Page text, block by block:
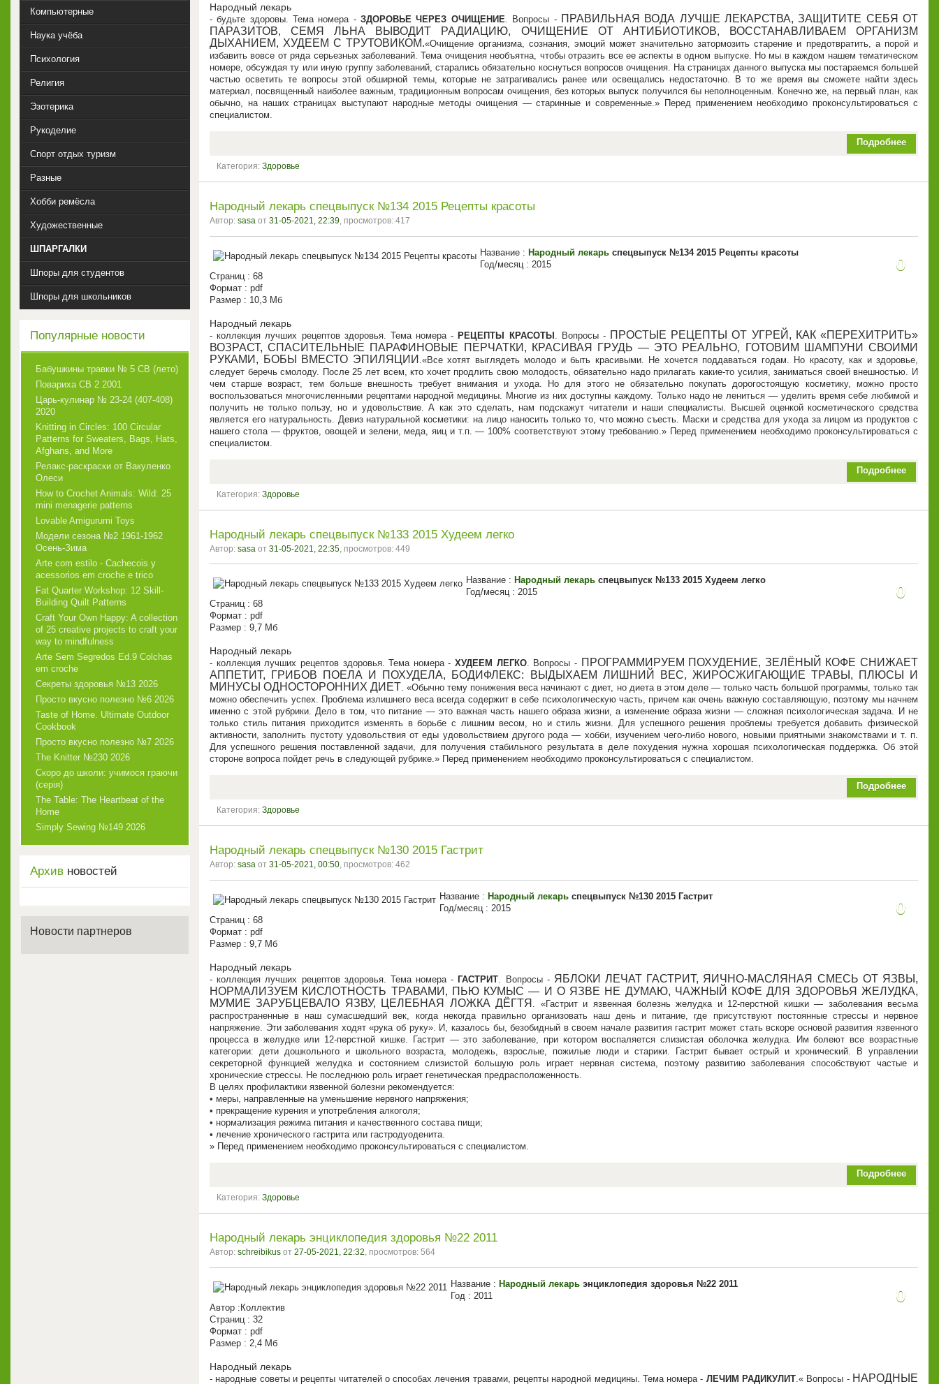
Народный лекарь
- будьте здоровы. Тема номера -ЗДОРОВЬЕ ЧЕРЕЗ ОЧИЩЕНИЕ . Вопросы - ПРАВИЛЬНАЯ ВОДА ЛУЧШЕ ЛЕКАРСТВА, ЗАЩИТИТЕ СЕБЯ ОТ
ПАРАЗИТОВ, СЕМЯ ЛЬНА ВЫВОДИТ РАДИАЦИЮ, ОЧИЩЕНИЕ ОТ АНТИБИОТИКОВ, ВОССТАНАВЛИВАЕМ ОРГАНИЗМ
ДЫХАНИЕМ, ХУДЕЕМ С ТРУТОВИКОМ. Очищение организма, сознания, эмоций может значительно затормозить старение и предотвратить, а порой и
избавить вовсе от ряда серьезных заболеваний. Тема очищения необъятна, чтобы отразить все ее аспекты в одном выпуске. Но мы в каждом нашем тематическом
номере, обсуждая ту или иную группу заболеваний, старались обязательно коснуться вопросов очищения. На страницах данного выпуска мы постараемся большей
частью осветить те вопросы этой обширной темы, которые не затрагивались ранее или освещались недостаточно. В то же время вы сможете найти здесь
материал, посвященный наиболее важным, традиционным вопросам очищения, без которых выпуск получился бы неполноценным. Конечно же, на первый план, как
обычно, на наших страницах выступают народные методы очищения — старинные и современные.
Перед применением необходимо проконсультироваться с
специалистом.
Подробнее
Категория: Здоровье
Народный лекарь спецвыпуск №134 2015 Рецепты красоты
Автор: sasa от 31-05-2021, 22:39 , просмотров: 417
0
Название : Народный лекарь спецвыпуск №134 2015 Рецепты красоты
Год/месяц : 2015
Страниц : 68
Формат : pdf
Размер : 10,3 Мб
Народный лекарь
- коллекция лучших рецептов здоровья. Тема номера -РЕЦЕПТЫ КРАСОТЫ . Вопросы - ПРОСТЫЕ РЕЦЕПТЫ ОТ УГРЕЙ, КАК «ПЕРЕХИТРИТЬ»
ВОЗРАСТ, СПАСИТЕЛЬНЫЕ ПАРАФИНОВЫЕ ПЕРЧАТКИ, КРАСИВАЯ ГРУДЬ — ЭТО РЕАЛЬНО, ГОТОВИМ ШАМПУНИ СВОИМИ
РУКАМИ, БОБЫ ВМЕСТО ЭПИЛЯЦИИ
Все хотят выглядеть молодо и быть красивыми. Не хочется поддаваться годам. Но красоту, как и здоровье,
следует беречь смолоду. После 25 лет всем, кто хочет продлить свою молодость, обязательно надо прилагать какие-то усилия, заниматься своей внешностью. И
чем старше возраст, тем больше внешность требует внимания и ухода. Но для этого не обязательно покупать дорогостоящую косметику, можно просто
воспользоваться многочисленными рецептами народной медицины. Многие из них доступны каждому. Только надо не лениться — уделить время себе любимой и
получить не только пользу, но и удовольствие. А как это сделать, нам подскажут читатели и наши специалисты. Высшей оценкой косметического средства
является его натуральность. Девиз натуральной косметики: на лицо наносить только то, что можно съесть. Маски и средства для ухода за лицом из продуктов с
нашего стола — фруктов, овощей и зелени, меда, яиц и т.п. — 100% соответствуют этому требованию.
Перед применением необходимо проконсультироваться с
специалистом.
Подробнее
Категория: Здоровье
Народный лекарь спецвыпуск №133 2015 Худеем легко
Автор: sasa от 31-05-2021, 22:35 , просмотров: 449
0
Название : Народный лекарь спецвыпуск №133 2015 Худеем легко
Год/месяц : 2015
Страниц : 68
Формат : pdf
Размер : 9,7 Мб
Народный лекарь
- коллекция лучших рецептов здоровья. Тема номера - ХУДЕЕМ ЛЕГКО. Вопросы - ПРОГРАММИРУЕМ ПОХУДЕНИЕ, ЗЕЛЁНЫЙ КОФЕ СНИЖАЕТ
АППЕТИТ, ГРИБОВ ПОЕЛА И ПОХУДЕЛА, БОДИФЛЕКС: ВЫДЫХАЕМ ЛИШНИЙ ВЕС, ЖИРОСЖИГАЮЩИЕ ТРАВЫ, ПЛЮСЫ И
МИНУСЫ ОДНОСТОРОННИХ ДИЕТ. Обычно тему понижения веса начинают с диет, но диета в этом деле — только часть большой программы, только так
можно обеспечить успех. Проблема излишнего веса всегда содержит в себе психологическую часть, причем как очень важную составляющую, поэтому мы начнем
именно с этой рубрики. Дело в том, что питание — это важная часть нашего образа жизни, а изменение образа жизни — сложная психологическая задача. И не
только стиль питания приходится изменять в борьбе с лишним весом, но и стиль жизни. Для успешного решения проблемы требуется добавить физической
активности, заполнить пустоту удовольствия от еды удовольствием другого рода — хобби, изучением чего-либо нового, новыми приятными знакомствами и т. п.
Для успешного решения поставленной задачи, для получения стабильного результата в деле похудения нужна хорошая психологическая поддержка. Об этой
стороне вопроса пойдет речь в следующей рубрике.
Перед применением необходимо проконсультироваться с специалистом.
Подробнее
Категория: Здоровье
Народный лекарь спецвыпуск №130 2015 Гастрит
Автор: sasa от 31-05-2021, 00:50, просмотров: 462
0
Название : Народный лекарь спецвыпуск №130 2015 Гастрит
Год/месяц : 2015
Страниц : 68
Формат : pdf
Размер : 9,7 Мб
Народный лекарь
- коллекция лучших рецептов здоровья. Тема номера - ГАСТРИТ. Вопросы - ЯБЛОКИ ЛЕЧАТ ГАСТРИТ, ЯИЧНО-МАСЛЯНАЯ СМЕСЬ ОТ ЯЗВЫ,
НОРМАЛИЗУЕМ КИСЛОТНОСТЬ ТРАВАМИ, ПЬЮ КУМЫС — И О ЯЗВЕ НЕ ДУМАЮ, ЧАЖНЫЙ КОФЕ ДЛЯ ЗДОРОВЬЯ ЖЕЛУДКА,
МУМИЕ ЗАРУБЦЕВАЛО ЯЗВУ, ЦЕЛЕБНАЯ ЛОЖКА ДЁГТЯ .
Гастрит и язвенная болезнь желудка и 12-перстной кишки — заболевания весьма
распространенные в наш сумасшедший век, когда некогда правильно организовать наш день и питание, где присутствуют постоянные стрессы и нервное
напряжение. Эти заболевания ходят «рука об руку». И, казалось бы, безобидный в своем начале развития гастрит может стать вскоре основой развития язвенного
процесса в желудке или 12-перстной кишке. Гастрит — это заболевание, при котором воспаляется слизистая оболочка желудка. Им болеют все возрастные
категории: дети дошкольного и школьного возраста, молодежь, взрослые, пожилые люди и старики. Гастрит бывает острый и хронический. В управлении
секреторной функцией желудка и состоянием слизистой большую роль играет нервная система, поэтому развитию заболевания способствуют частые и
хронические стрессы. Не последнюю роль играет генетическая предрасположенность.
В целях профилактики язвенной болезни рекомендуется:
• меры, направленные на уменьшение нервного напряжения;
• прекращение курения и употребления алкоголя;
• нормализация режима питания и качественного состава пищи;
• лечение хронического гастрита или гастродуоденита.
Перед применением необходимо проконсультироваться с специалистом.
Подробнее
Категория: Здоровье
Народный лекарь энциклопедия здоровья №22 2011
Автор: schreibikus от 27-05-2021, 22:32, просмотров: 564
0
Название : Народный лекарь энциклопедия здоровья №22 2011
Год : 2011
Автор :Коллектив
Страниц : 32
Формат : pdf
Размер : 2,4 Мб
Народный лекарь
- народные советы и рецепты читателей о способах лечения травами, рецепты народной медицины. Тема номера - ЛЕЧИМ РАДИКУЛИТ. Вопросы - НАРОДНЫЕ
Компьютерные
Наука учёба
Психология
Религия
Эзотерика
Рукоделие
Спорт отдых туризм
Разные
Хобби ремёсла
Художественные
ШПАРГАЛКИ
Шпоры для студентов
Шпоры для школьников
Популярные новости
Бабушкины травки № 5 СВ (лето)
Повариха СВ 2 2001
Царь-кулинар № 23-24 (407-408)
2020
Knitting in Circles: 100 Circular
Patterns for Sweaters, Bags, Hats,
Afghans, and More
Релакс-раскраски от Вакуленко
Олеси
How to Crochet Animals: Wild: 25
mini menagerie patterns
Lovable Amigurumi Toys
Модели сезона №2 1961-1962
Осень-Зима
Arte com estilo - Cachecois у
acessorios em croche e trico
Fat Quarter Workshop: 12 Skill-
Building Quilt Patterns
Craft Your Own Happy: A collection
of 25 creative projects to craft your
way to mindfulness
Arte Sem Segredos Ed.9 Colchas
em croche
Секреты здоровья №13 2026
Просто вкусно полезно №6 2026
Taste of Home. Ultimate Outdoor
Cookbook
Просто вкусно полезно №7 2026
The Knitter №230 2026
Скоро до школи: учимося граючи
(серія)
The Table: The Heartbeat of the
Home
Simply Sewing №149 2026
Архив новостей
Новости партнеров